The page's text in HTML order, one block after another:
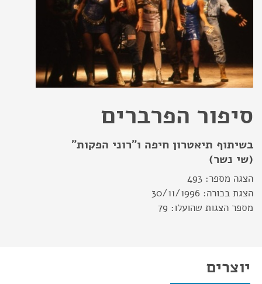
סיפור הפרברים
בשיתוף תיאטרון חיפה ו"רוני הפקות"
(שי נשר)
הצגה מספר: 493
הצגת בכורה: 30/11/1996
מספר הצגות שהועלו: 79
יוצרים